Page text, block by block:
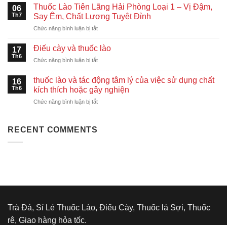
Singapore
Nhanh
Chóng
–
Toàn
lào,
Điếu
Cày
Hỏa
Khu
Hồ
Minh
06
Th7
Thuốc Lào Tiên Lãng Hải Phòng Loại 1 – Vị Đậm,
Say Êm, Chất Lượng Tuyệt Đỉnh
Chức năng bình luận bị tắtở
Lào
Lãng
Phòng
Loại
–
17
Th6
Điếu cày và thuốc lào
Chức năng bình luận bị tắtở
cày
và
thuốc
lào
16
Th6
thuốc lào và tác động tâm lý của việc sử dụng chất
kích thích hoặc gây nghiện
Chức năng bình luận bị tắtở
sử
chất
RECENT COMMENTS
Trà Đá, Sỉ Lẻ Thuốc Lào, Điếu Cày, Thuốc lá Sợi, Thuốc
rê, Giao hàng hỏa tốc.